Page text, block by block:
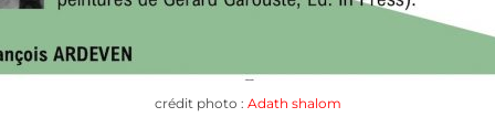
crédit photo : Adath shalom